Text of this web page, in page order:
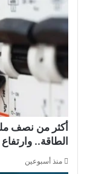
أكثر من نصف
الطاقة..
منذ أسبوعين